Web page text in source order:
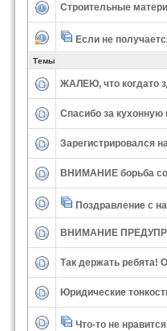
Строительные
Если не
Темы
ЖАЛЕЮ, что когдато
Спасибо за кухонную
Зарегистрировался
ВНИМАНИЕ борьба
Поздравление с
ВНИМАНИЕ
Так держать ребята!
Юридические
Что-то не